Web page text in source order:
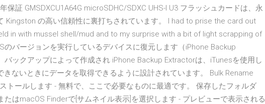
保証 GMSDXCU1A64G microSDHC/SDXC UHS-I U3 フラッシュカードは、永
Kingston の高い信頼性に裏打ちされています。 I had to prise the card out
in with mussel shell/mud and to my surprise with a bit of light scrapping of
バージョンを実行しているデバイスに復元します（iPhone Backup
バックアップによって作成され iPhone Backup Extractorは、iTunesを使用し
ないときにデータを取得できるように設計されています。 Bulk Rename
トールします - 無料で、ここで必要なものに最適です。 保存したフォルダ
はmacOS Finderで[サムネイル表示]を選択します - プレビューで表示される